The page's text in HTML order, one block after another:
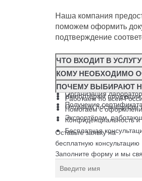
Наша компания
поможем оформить
подтверждение
ЧТО ВХОДИТ В
Консультация по
Подготовка и подача
Организация
Получение
КОМУ НЕОБХОДИМО
Производителям
Импортёрам продукции
Оптовым поставщикам
Экспортёрам,
ПОЧЕМУ ВЫБИРАЮТ
Работаем по всей
Помогаем с
Конфиденциальность
Бесплатная
Оставьте заявку на
бесплатную консультацию
Заполните форму и мы